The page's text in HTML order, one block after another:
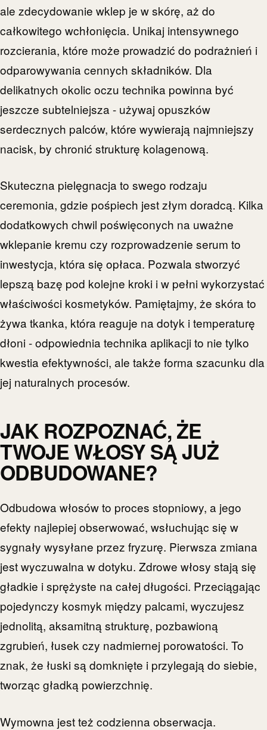
ale zdecydowanie wklep je w skórę, aż do
całkowitego wchłonięcia. Unikaj intensywnego
rozcierania, które może prowadzić do podrażnień i
odparowywania cennych składników. Dla
delikatnych okolic oczu technika powinna być
jeszcze subtelniejsza - używaj opuszków
serdecznych palców, które wywierają najmniejszy
nacisk, by chronić strukturę kolagenową.
Skuteczna pielęgnacja to swego rodzaju
ceremonia, gdzie pośpiech jest złym doradcą. Kilka
dodatkowych chwil poświęconych na uważne
wklepanie kremu czy rozprowadzenie serum to
inwestycja, która się opłaca. Pozwala stworzyć
lepszą bazę pod kolejne kroki i w pełni wykorzystać
właściwości kosmetyków. Pamiętajmy, że skóra to
żywa tkanka, która reaguje na dotyk i temperaturę
dłoni - odpowiednia technika aplikacji to nie tylko
kwestia efektywności, ale także forma szacunku dla
jej naturalnych procesów.
JAK ROZPOZNAĆ, ŻE
TWOJE WŁOSY SĄ JUŻ
ODBUDOWANE?
Odbudowa włosów to proces stopniowy, a jego
efekty najlepiej obserwować, wsłuchując się w
sygnały wysyłane przez fryzurę. Pierwsza zmiana
jest wyczuwalna w dotyku. Zdrowe włosy stają się
gładkie i sprężyste na całej długości. Przeciągając
pojedynczy kosmyk między palcami, wyczujesz
jednolitą, aksamitną strukturę, pozbawioną
zgrubień, łusek czy nadmiernej porowatości. To
znak, że łuski są domknięte i przylegają do siebie,
tworząc gładką powierzchnię.
Wymowna jest też codzienna obserwacja.